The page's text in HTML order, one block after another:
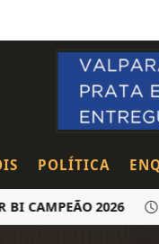
POLÍTICA
2026